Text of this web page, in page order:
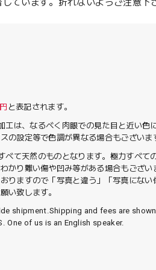
ています。折れないようご注意下
と表記されます。
工は、なるべく肉眼での見た目と近い色
の設定等で色調が異なる場合もございま
べて天然のものとなります。極力すべて
かり難い傷や凹み等がある場合もござ
りますので「写真と違う」「写真にな
い致します。
shipment.Shipping and fees are
One of us is an English speaker.